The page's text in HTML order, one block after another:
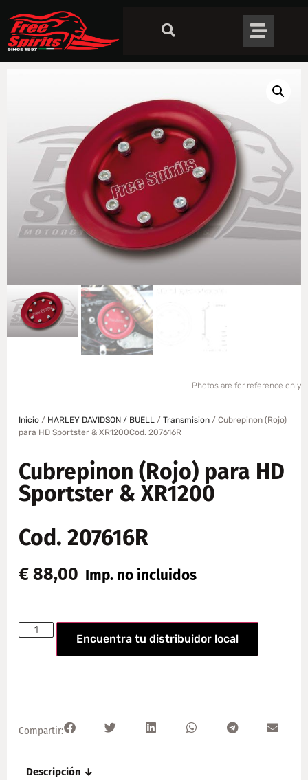
Photos are for reference only
Inicio / HARLEY DAVIDSON / BUELL /Transmision / Cubrepinon (Rojo)
para HD Sportster & XR1200Cod. 207616R
Cubrepinon (Rojo) para HD
Sportster & XR1200
Cod. 207616R
€ 88,00 Imp. no incluidos
Encuentra tu distribuidor local
Compartir:
Descripción ↓